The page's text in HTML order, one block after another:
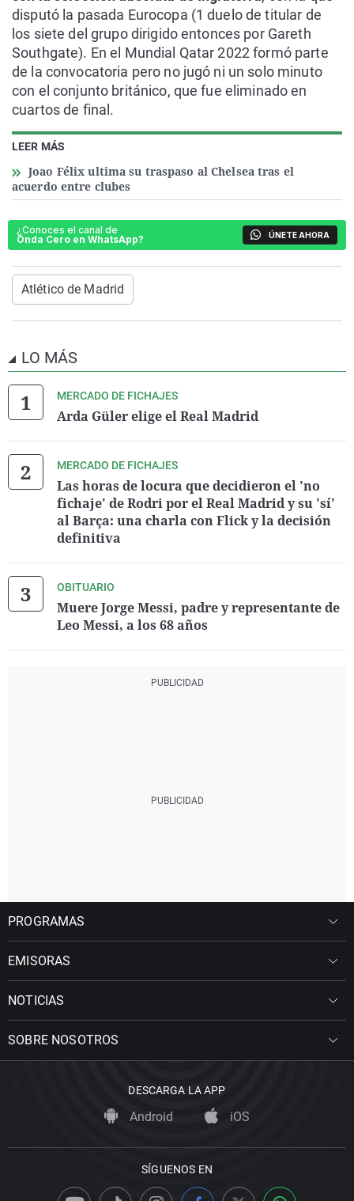
LEER MÁS
Joao Félix ultima su traspaso al Chelsea tras el
acuerdo entre clubes
disputó la pasada Eurocopa (1 duelo de titular de
los siete del grupo dirigido entonces por Gareth
Southgate). En el Mundial Qatar 2022 formó parte
de la convocatoria pero no jugó ni un solo minuto
con el conjunto británico, que fue eliminado en
cuartos de final.
¿Conoces el canal de
Onda Cero en WhatsApp?
ÚNETE AHORA
Atlético de Madrid
LO MÁS
MERCADO DE FICHAJES
Arda Güler elige el Real Madrid
MERCADO DE FICHAJES
Las horas de locura que decidieron el 'no
fichaje' de Rodri por el Real Madrid y su 'sí'
al Barça: una charla con Flick y la decisión
definitiva
OBITUARIO
Muere Jorge Messi, padre y representante de
Leo Messi, a los 68 años
PROGRAMAS
EMISORAS
NOTICIAS
SOBRE NOSOTROS
DESCARGA LA APP
Android iOS
SÍGUENOS EN